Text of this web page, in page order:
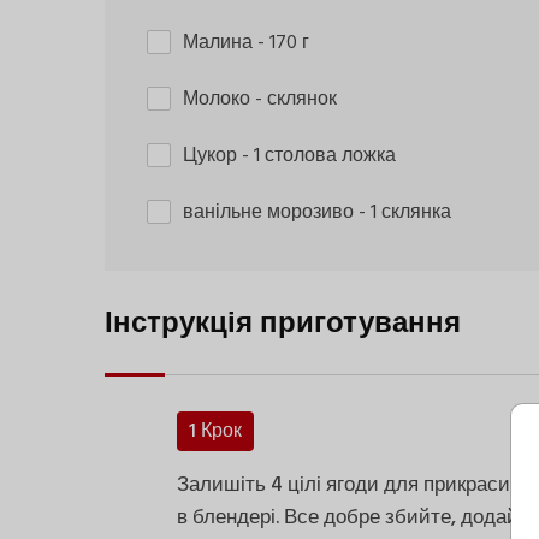
Малина- 170 г
Молоко- склянок
Цукор- 1 столова ложка
ванільне морозиво- 1 склянка
Інструкція приготування
1 Крок
Залишіть 4 цілі ягоди для прикраси.
в блендері. Все добре збийте, додайте